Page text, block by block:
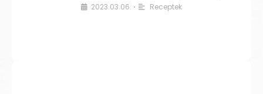
2023.03.06. • Receptek